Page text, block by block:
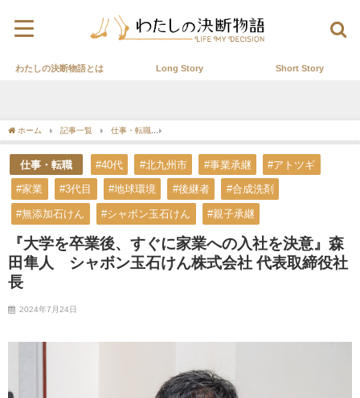
わたしの決断物語とは Long Story Short Story
ホーム 記事一覧 仕事・転職
仕事・転職 #40代 #北九州市 #事業承継 #アトツギ
#家業 #3代目 #地球環境 #後継者 #合成洗剤
#無添加石けん #シャボン玉石けん #親子承継
『大学を卒業後、すぐに家業への入社を決意』森
田隼人 シャボン玉石けん株式会社 代表取締役社
長
2024年7月24日